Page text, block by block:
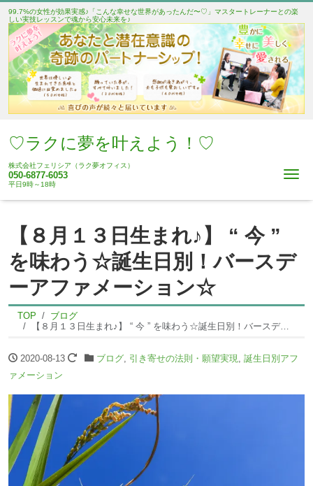
99.7%の女性が効果実感♪「こんな幸せな世界があったんだ〜♡」マスタートレーナーとの楽
しい実技レッスンで魂から安心未来を♪
♡ラクに夢を叶えよう！♡
株式会社フェリシア（ラク夢オフィス）
050-6877-6053
平日9時～18時
【８月１３日生まれ♪】 “ 今 ”
を味わう☆誕生日別！バースデ
ーアファメーション☆
TOP
ブログ
【８月１３日生まれ♪】 “ 今 ” を味わう☆誕生日別！バースデーアファメーション☆
2020-08-13 ブログ, 引き寄せの法則・願望実現
誕生日別アフ
ァメーション